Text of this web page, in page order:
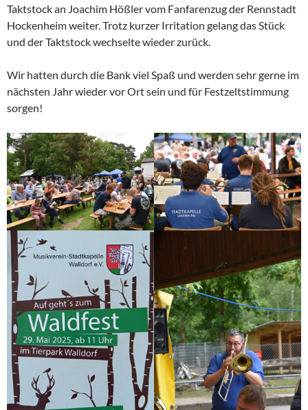
Taktstock an Joachim Hößler vom Fanfarenzug der Rennstadt
Hockenheim weiter. Trotz kurzer Irritation gelang das Stück
und der Taktstock wechselte wieder zurück.
Wir hatten durch die Bank viel Spaß und werden sehr gerne im
nächsten Jahr wieder vor Ort sein und für Festzeltstimmung
sorgen!